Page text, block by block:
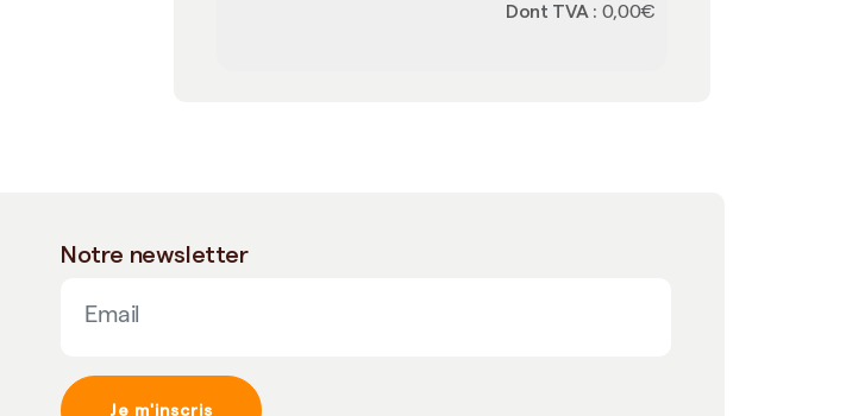
Dont TVA : 0,00€
Notre newsletter
Je m'inscris